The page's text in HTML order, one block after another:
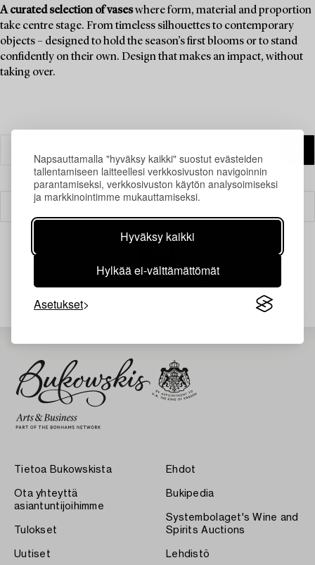
Napsauttamalla "hyväksy kaikki" suostut evästeiden
tallentamiseen laitteellesi verkkosivuston navigoinnin
parantamiseksi, verkkosivuston käytön analysoimiseksi
ja markkinointimme mukauttamiseksi.
Hyväksy kaikki
Hylkää ei-välttämättömät
Asetukset
A curated selection of vaseswhere form, material and proportion
take centre stage. From timeless silhouettes to contemporary
objects – designed to hold the season’s first blooms or to stand
confidently on their own. Design that makes an impact, without
taking over.
Juuri nyt ei löytynyt hakuasi vastaavia kohteita.
Tietoa Bukowskista
Ota yhteyttä
asiantuntijoihimme
Tulokset
Uutiset
Ehdot
Bukipedia
Systembolaget's Wine and
Spirits Auctions
Lehdistö